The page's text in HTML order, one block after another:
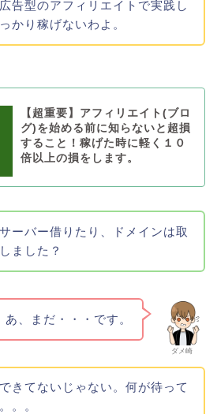
告型のアフィリエイトで実践し
かり稼げないわよ。
【超重要】アフィリエイト(ブロ
グ)を始める前に知らないと超損
すること！稼げた時に軽く１０
倍以上の損をします。
ーバー借りたり、ドメインは取
ました？
ダメ崎
あ、まだ・・・です。
きてないじゃない。何が待って
。。